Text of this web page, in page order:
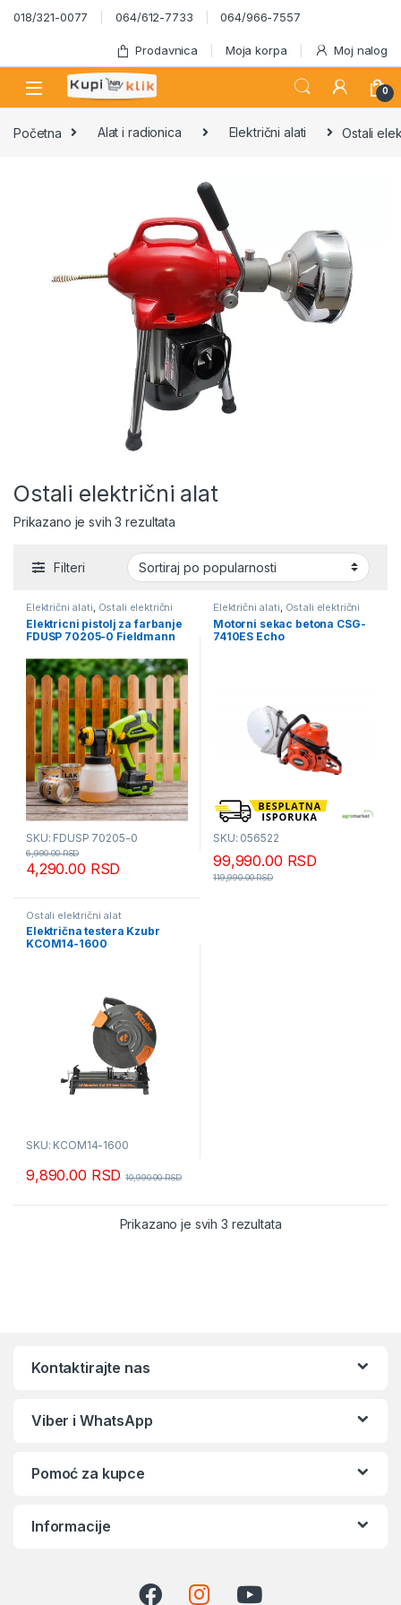
Skip to navigation
Skip to content
018/321-0077 064/612-7733 064/966-7557
Prodavnica Moja korpa Moj nalog
0
Početna Alat i radionica Električni alati Ostali
Ostali električni alat
Prikazano je svih 3 rezultataSortirano po popularnosti
Filteri
Električni alati, Ostali električni
alat
Elektricni pistolj za farbanje
FDUSP 70205-0 Fieldmann
SKU: FDUSP 70205-0
4,290.00 RSD
6,990.00RSD
Električni alati, Ostali električni
alat
Motorni sekac betona CSG-
7410ES Echo
SKU: 056522
99,990.00 RSD
119,990.00RSD
Ostali električni alat
Električna testera Kzubr
KCOM14-1600
SKU: KCOM14-1600
9,890.00 RSD 10,990.00RSD
Prikazano je svih 3 rezultataSortirano po
Kontaktirajte nas
Viber i WhatsApp
Pomoć za kupce
Informacije